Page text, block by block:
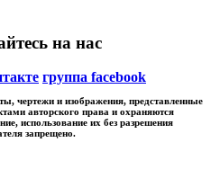
на нас
группа facebook
чертежи и изображения, представленные
авторского права и охраняются
использование их без разрешения
запрещено.